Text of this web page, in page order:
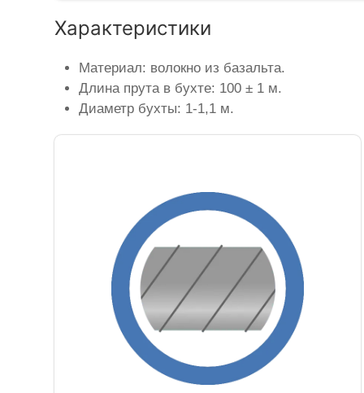
Характеристики
Материал: волокно из базальта.
Длина прута в бухте: 100 ± 1 м.
Диаметр бухты: 1-1,1 м.